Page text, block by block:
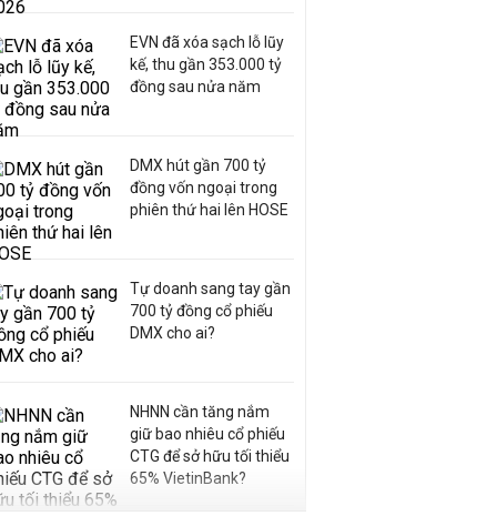
EVN đã xóa sạch lỗ lũy
kế, thu gần 353.000 tỷ
đồng sau nửa năm
DMX hút gần 700 tỷ
đồng vốn ngoại trong
phiên thứ hai lên HOSE
Tự doanh sang tay gần
700 tỷ đồng cổ phiếu
DMX cho ai?
NHNN cần tăng nắm
giữ bao nhiêu cổ phiếu
CTG để sở hữu tối thiểu
65% VietinBank?